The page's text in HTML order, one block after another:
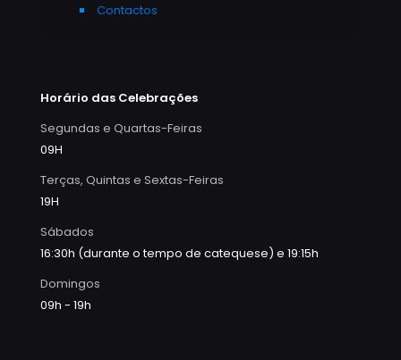
Contactos
Horário das Celebrações
Segundas e Quartas-Feiras
09H
Terças, Quintas e Sextas-Feiras
19H
Sábados
16:30h (durante o tempo de catequese) e 19:15h
Domingos
09h - 19h